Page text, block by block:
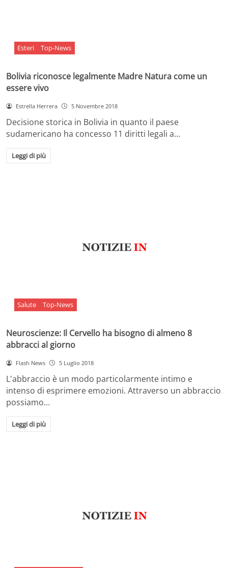
Esteri Top-News
Bolivia riconosce legalmente Madre Natura come un
essere vivo
Estrella Herrera 5 Novembre 2018
Decisione storica in Bolivia in quanto il paese
sudamericano ha concesso 11 diritti legali a…
Leggi di più
Salute Top-News
Neuroscienze: Il Cervello ha bisogno di almeno 8
abbracci al giorno
Flash News 5 Luglio 2018
L'abbraccio è un modo particolarmente intimo e
intenso di esprimere emozioni. Attraverso un abbraccio
possiamo…
Leggi di più